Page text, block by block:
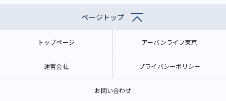
ページトップ
トップページ アーバンライフ東京
運営会社 プライバシーポリシー
お問い合わせ